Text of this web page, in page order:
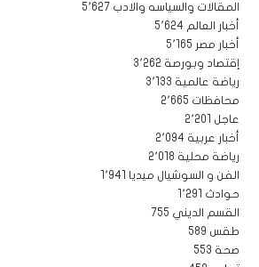
المقالات والسياسه والادب 5٬627
أخبار العالم 5٬624
أخبار مصر 5٬165
إقتصاد وبورصة 3٬262
رياضة عالمية 3٬133
محافظات 2٬665
عاجل
2٬201
أخبار عربية 2٬094
رياضة محلية 2٬018
الفن و السوشيال ميديا
1٬941
حوادث
1٬291
القسم الديني 755
طقس 589
صحة 553